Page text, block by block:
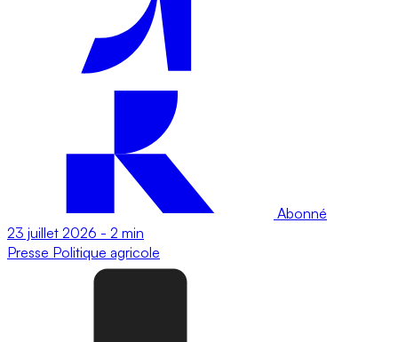
Abonné
23 juillet 2026 - 2 min
Presse Politique agricole